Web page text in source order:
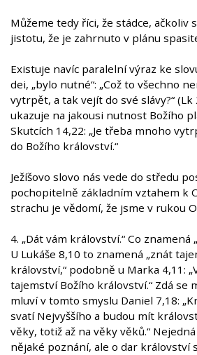
Můžeme tedy říci, že stádce, ačkoliv
jistotu, že je zahrnuto v plánu
Existuje navíc paralelní výraz ke
dei, „bylo nutné“: „Což to všechno
vytrpět, a tak vejít do své slávy?“ (Lk
ukazuje na jakousi nutnost Božího
Skutcích 14,22: „Je třeba mnoho
do Božího království.“
Ježíšovo slovo nás vede do středu
pochopitelně základním vztahem k
strachu je vědomí, že jsme v rukou
4. „Dát vám království.“ Co znamená
U Lukáše 8,10 to znamená „znát
království,“ podobně u Marka 4,11:
tajemství Božího království.“ Zdá se
mluví v tomto smyslu Daniel 7,18:
svatí Nejvyššího a budou mít
věky, totiž až na věky věků.“
nějaké poznání, ale o dar království